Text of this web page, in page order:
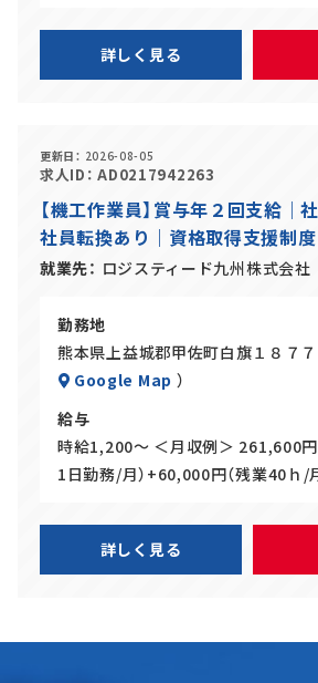
詳しく見る
更新日 2026-08-05
求人ID AD0217942263
【機工作業員】賞与年２回支給｜
社員転換あり｜資格取得支援制度
就業先 ロジスティード九州株式会社
勤務地
熊本県上益城郡甲佐町白旗１８７７
Google Map ）
給与
時給1,200～ ＜月収例＞ 261,600
1日勤務/月）+60,000円（残業40ｈ/
詳しく見る